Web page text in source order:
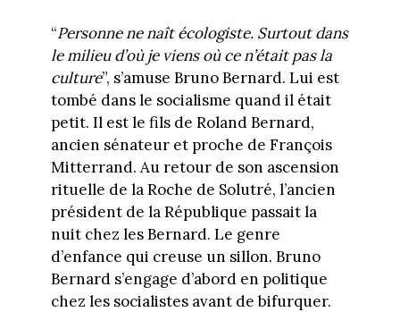
“Personne ne naît écologiste. Surtout dans
le milieu d’où je viens où ce n’était pas la
culture”, s’amuse Bruno Bernard. Lui est
tombé dans le socialisme quand il était
petit. Il est le fils de Roland Bernard,
ancien sénateur et proche de François
Mitterrand. Au retour de son ascension
rituelle de la Roche de Solutré, l’ancien
président de la République passait la
nuit chez les Bernard. Le genre
d’enfance qui creuse un sillon. Bruno
Bernard s’engage d’abord en politique
chez les socialistes avant de bifurquer.